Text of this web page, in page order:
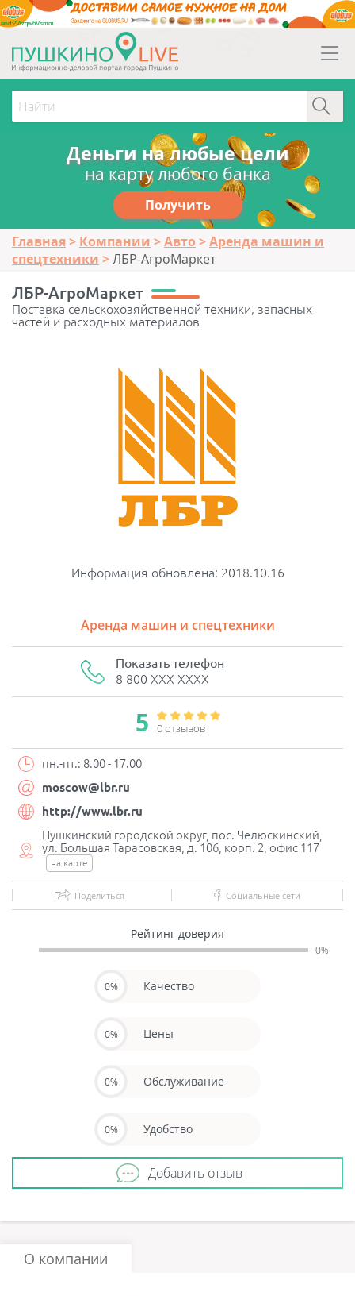
erid:2Vtzqw6Vsmm
Деньги на любые цели
на карту любого банка
Получить
Главная Компании Авто
Аренда машин и
спецтехники
ЛБР-АгроМаркет
ЛБР-АгроМаркет
Поставка сельскохозяйственной техники, запасных
частей и расходных материалов
Информация обновлена: 2018.10.16
Аренда машин и спецтехники
Показать телефон
8 800 XXX XXXX
5 0 отзывов
пн.-пт.: 8.00 - 17.00
moscow@lbr.ru
http://www.lbr.ru
Пушкинский городской округ, пос. Челюскинский,
ул. Большая Тарасовская, д. 106, корп. 2, офис 117
на карте
Поделиться Социальные сети
Рейтинг доверия
0%
0% Качество
0% Цены
0% Обслуживание
0% Удобство
Добавить отзыв
О компании